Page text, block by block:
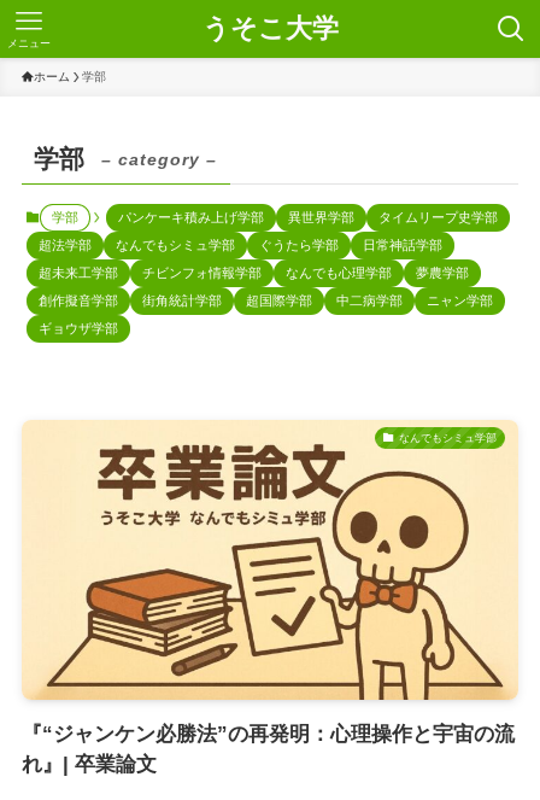
うそこ大学
メニュー
ホーム 学部
学部 – category –
学部 パンケーキ積み上げ学部 異世界学部
タイムリープ史学部
超法学部
なんでもシミュ学部 ぐうたら学部
日常神話学部
超未来工学部
チビンフォ情報学部 なんでも心理学部
夢農学部
創作擬音学部
街角統計学部 超国際学部 中二病学部
ニャン学部
ギョウザ学部
なんでもシミュ学部
『“ジャンケン必勝法”の再発明：心理操作と宇宙の流
れ』| 卒業論文